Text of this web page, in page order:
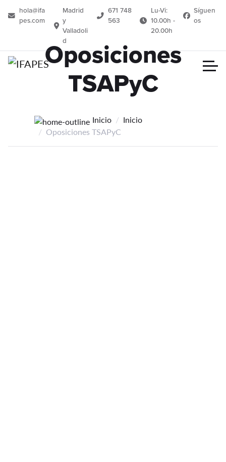
hola@ifa
pes.com
Madrid
y
Valladoli
d
671 748
563
Lu-Vi:
10.00h -
20.00h
Síguen
os
Oposiciones
TSAPyC
Inicio
Inicio
Oposiciones TSAPyC